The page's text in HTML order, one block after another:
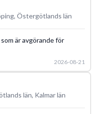
Östergötlands län
är avgörande för
2026-08-21
län, Kalmar län